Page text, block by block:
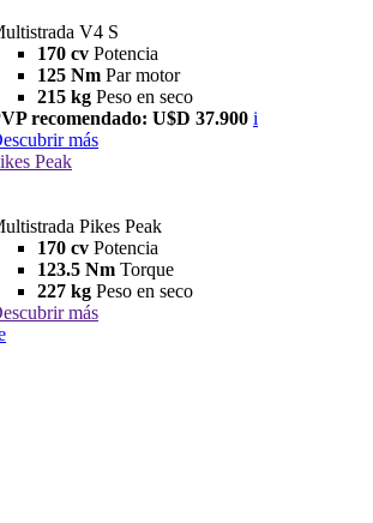
V4 S
170 cv Potencia
125 Nm Par motor
215 kg Peso en seco
recomendado: U$D 37.900 i
más
Peak
Pikes Peak
170 cv Potencia
123.5 Nm Torque
227 kg Peso en seco
más